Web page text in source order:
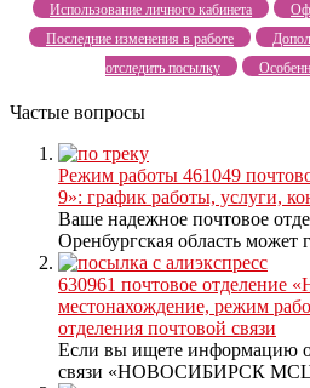
Использование личного кабинета
Последние изменения в работе
отследить посылку
Частые вопросы
Режим работы 461049
9»: график работы, услуги,
Ваше надежное почтовое
Оренбургская область может
630961 почтовое
местонахождение, режим
отделения почтовой связи
Если вы ищете информацию
связи «НОВОСИБИРСК